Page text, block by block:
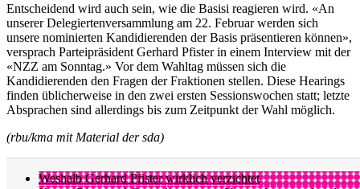
Entscheidend wird auch sein, wie die Basisi reagieren wird. «An
unserer Delegiertenversammlung am 22. Februar werden sich
unsere nominierten Kandidierenden der Basis präsentieren können»,
versprach Parteipräsident Gerhard Pfister in einem Interview mit der
«NZZ am Sonntag.» Vor dem Wahltag müssen sich die
Kandidierenden den Fragen der Fraktionen stellen. Diese Hearings
finden üblicherweise in den zwei ersten Sessionswochen statt; letzte
Absprachen sind allerdings bis zum Zeitpunkt der Wahl möglich.
(rbu/kma mit Material der sda)
Weshalb Gerhard Pfister wirklich verzichtet